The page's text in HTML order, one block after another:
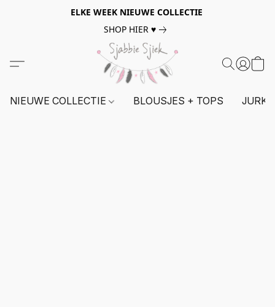
ELKE WEEK NIEUWE COLLECTIE
SHOP HIER ♥
NIEUWE COLLECTIE BLOUSJES + TOPS